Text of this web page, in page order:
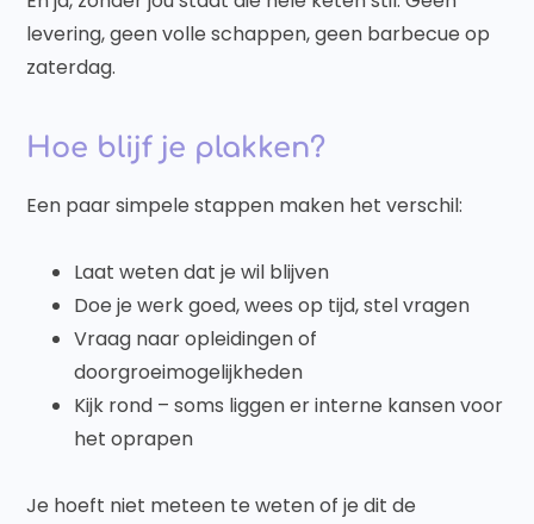
levering, geen volle schappen, geen barbecue op
zaterdag.
Hoe blijf je plakken?
Een paar simpele stappen maken het verschil:
Laat weten dat je wil blijven
Doe je werk goed, wees op tijd, stel vragen
Vraag naar opleidingen of
doorgroeimogelijkheden
Kijk rond – soms liggen er interne kansen voor
het oprapen
Je hoeft niet meteen te weten of je dit de